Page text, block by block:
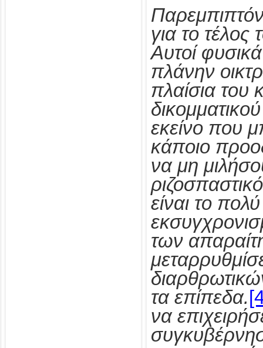
για το τέλος
Αυτοί
πλάνην
πλαίσια του
εκείνο που
κάποιο
να μη
είναι το
των
τα επίπεδα.
να